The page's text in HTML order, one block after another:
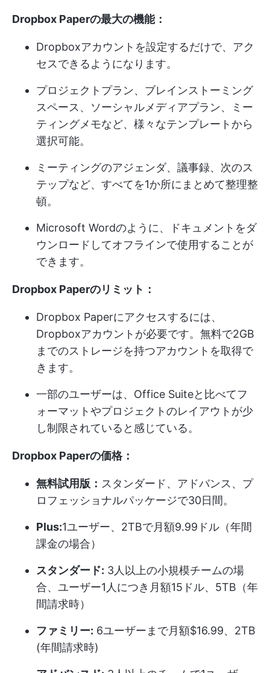
Dropbox Paperの最大の機能：
Dropboxアカウントを設定するだけで、アク
セスできるようになります。
プロジェクトプラン、ブレインストーミング
スペース、ソーシャルメディアプラン、ミー
ティングメモなど、様々なテンプレートから
選択可能。
ミーティングのアジェンダ、議事録、次のス
テップなど、すべてを1か所にまとめて整理整
頓。
Microsoft Wordのように、ドキュメントをダ
ウンロードしてオフラインで使用することが
できます。
Dropbox Paperのリミット：
Dropbox Paperにアクセスするには、
Dropboxアカウントが必要です。無料で2GB
までのストレージを持つアカウントを取得で
きます。
一部のユーザーは、Office Suiteと比べてフ
ォーマットやプロジェクトのレイアウトが少
し制限されていると感じている。
Dropbox Paperの価格：
無料試用版： スタンダード、アドバンス、プ
ロフェッショナルパッケージで30日間。
Plus:1ユーザー、2TBで月額9.99ドル（年間
課金の場合）
スタンダード: 3人以上の小規模チームの場
合、ユーザー1人につき月額15ドル、5TB（年
間請求時）
ファミリー: 6ユーザーまで月額$16.99、2TB
(年間請求時)